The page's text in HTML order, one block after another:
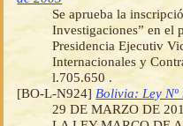
Se aprueba la
Investigaciones” en el
Presidencia Ejecutiv
Internacionales y
l.705.650 .
[BO-L-N924] Bolivia: Ley
29 DE MARZO DE